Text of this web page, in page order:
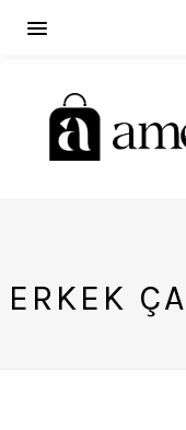
ERKEK